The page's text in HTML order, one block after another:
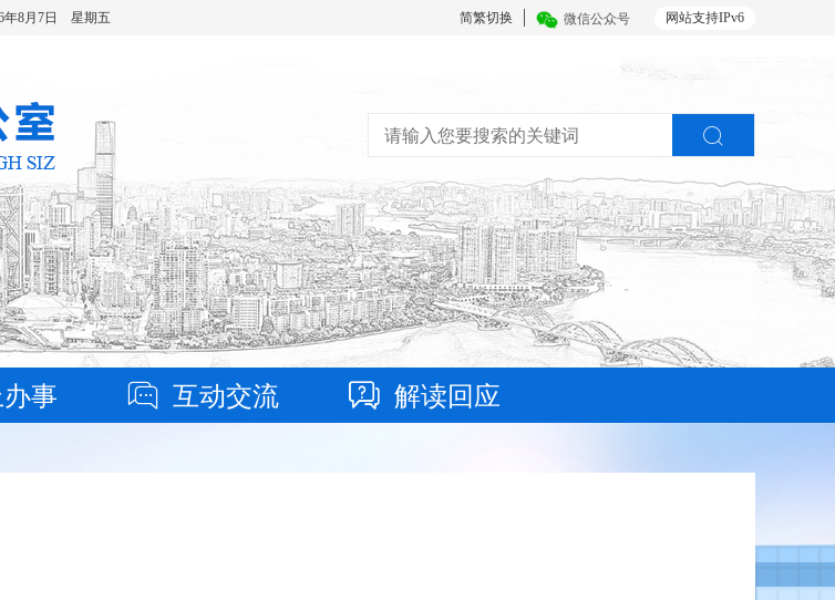
网站支持IPv6
简繁切换 微信公众号
年8月7日 星期五
办事 互动交流 解读回应